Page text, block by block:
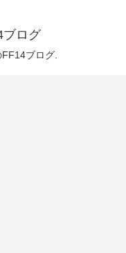
ブログ
ブログ.